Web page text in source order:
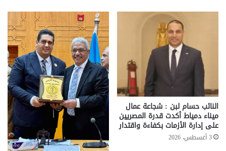
النائب حسام لبن : شجاعة عمال
ميناء دمياط أكدت قدرة المصريين
على إدارة الأزمات بكفاءة واقتدار
3 أغسطس، 2026